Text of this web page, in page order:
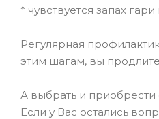
* чувствуется запах
Регулярная
этим шагам, вы
А выбрать и
Если у Вас остались